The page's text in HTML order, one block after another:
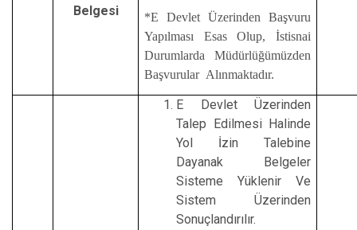
Belgesi
*E Devlet Üzerinden Başvuru
Yapılması Esas Olup, İstisnai
Durumlarda Müdürlüğümüzden
Başvurular Alınmaktadır.
E Devlet Üzerinden
Talep Edilmesi Halinde
Yol İzin Talebine
Dayanak Belgeler
Sisteme Yüklenir Ve
Sistem Üzerinden
Sonuçlandırılır.